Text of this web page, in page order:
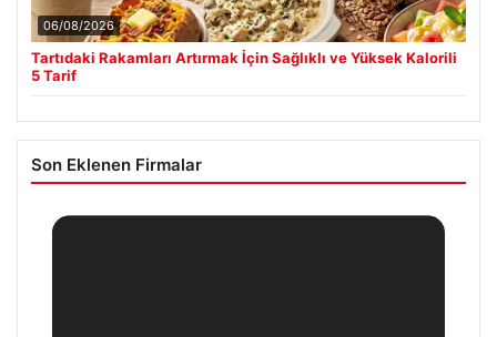
06/08/2026
Tartıdaki Rakamları Artırmak İçin Sağlıklı ve Yüksek Kalorili
5 Tarif
Son Eklenen Firmalar